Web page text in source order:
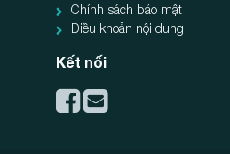
Chính sách bảo mật
Điều khoản nội dung
Kết nối